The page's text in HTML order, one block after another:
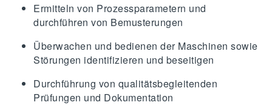
Ermitteln von Prozessparametern und
durchführen von Bemusterungen
Überwachen und bedienen der Maschinen sowie
Störungen identifizieren und beseitigen
Durchführung von qualitätsbegleitenden
Prüfungen und Dokumentation